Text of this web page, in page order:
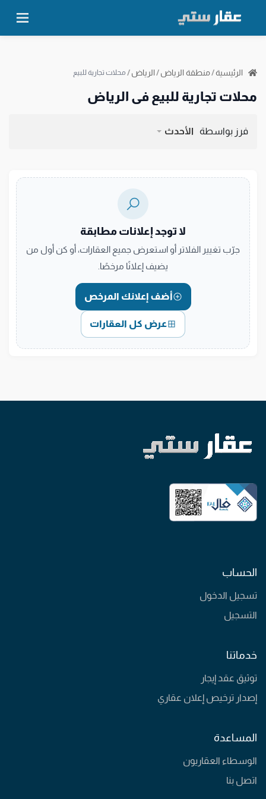
الرئيسية/منطقة الرياض/الرياض/ محلات تجارية للبيع
محلات تجارية للبيع في الرياض
فرز بواسطة الأحدث
لا توجد إعلانات مطابقة
جرّب تغيير الفلاتر أو استعرض جميع العقارات، أو كن أول من
يضيف إعلانًا مرخصًا.
أضف إعلانك المرخص
عرض كل العقارات
الحساب
تسجيل الدخول
التسجيل
خدماتنا
توثيق عقد إيجار
إصدار ترخيص إعلان عقاري
المساعدة
الوسطاء العقاريون
اتصل بنا